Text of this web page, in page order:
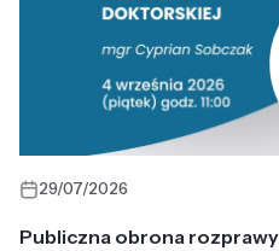
29/07/2026
Publiczna obrona